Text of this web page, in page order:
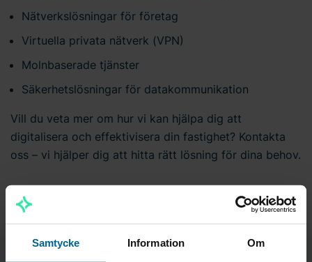
Samtycke Information Om
Nätverkslösningar för företag
Virtuella privata nätverk (VPN)
Molnbaserade tjänster
Säkerhetslösningar för datakommunikation
Vill du veta mer om hur vi kan hjälpa dig att
digitalisera och effektivisera din fastighet? Kontakta
oss – vi hjälper dig att hitta rätt lösning för dina behov.